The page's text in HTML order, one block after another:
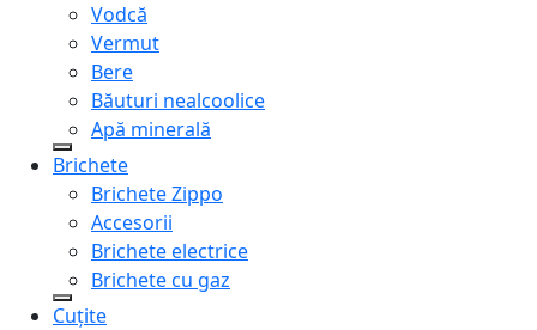
Vodcă
Vermut
Bere
Băuturi nealcoolice
Apă minerală
Brichete
Brichete Zippo
Accesorii
Brichete electrice
Brichete cu gaz
Cuțite